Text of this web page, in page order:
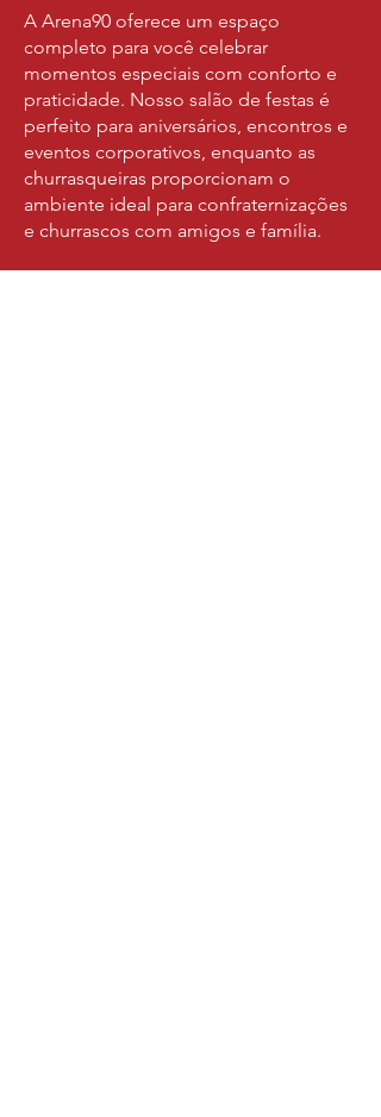
A Arena90 oferece um espaço
completo para você celebrar
momentos especiais com conforto e
praticidade. Nosso salão de festas é
perfeito para aniversários, encontros e
eventos corporativos, enquanto as
churrasqueiras proporcionam o
ambiente ideal para confraternizações
e churrascos com amigos e família.